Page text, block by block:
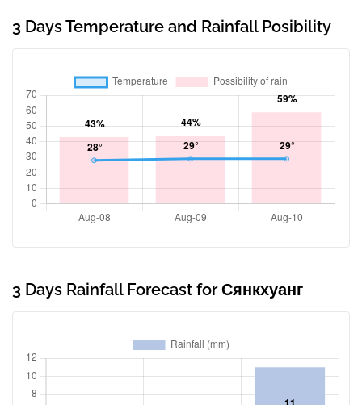
3 Days Temperature and Rainfall Posibility
3 Days Rainfall Forecast for Сянкхуанг